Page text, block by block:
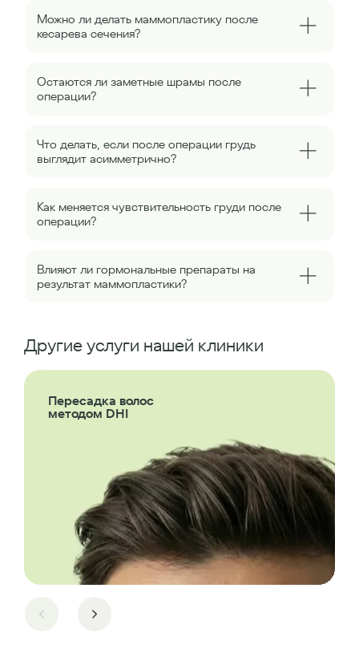
Можно ли делать маммопластику после
кесарева сечения?
Остаются ли заметные шрамы после
операции?
Что делать, если после операции грудь
выглядит асимметрично?
Как меняется чувствительность груди после
операции?
Влияют ли гормональные препараты на
результат маммопластики?
Другие услуги нашей клиники
Пересадка волос
методом DHI